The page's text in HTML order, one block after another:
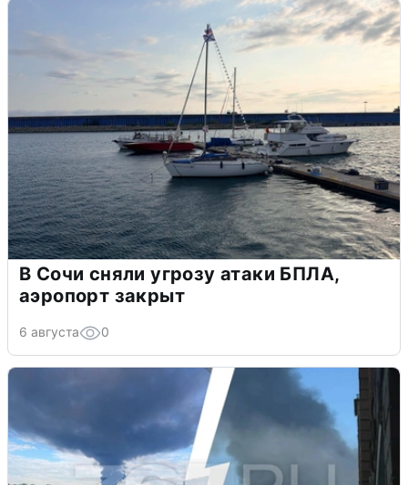
В Сочи сняли угрозу атаки БПЛА,
аэропорт закрыт
6 августа 0